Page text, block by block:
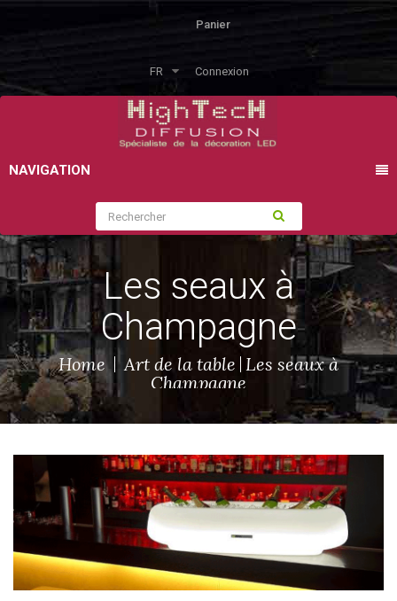
Panier
FR Connexion
NAVIGATION
Les seaux à
Champagne
Home Art de la table Les seaux à
Champagne